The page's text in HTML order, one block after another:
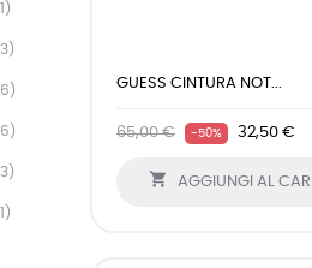
GUESS CINTURA NOT...
65,00 € -50% 32,50 €
 AGGIUNGI AL